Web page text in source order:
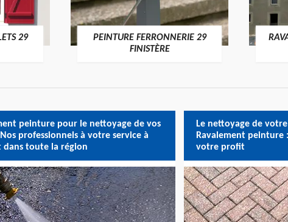
29
PEINTURE FERRONNERIE 29
FINISTÈRE
peinture pour le nettoyage de vos
professionnels à votre service à
dans toute la région
Le nettoyage de
Ravalement peinture
votre profit